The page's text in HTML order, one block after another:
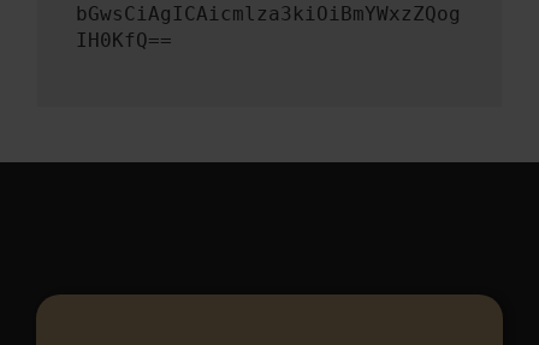
bGwsCiAgICAicmlza3kiOiBmYWxzZQog
IH0KfQ==